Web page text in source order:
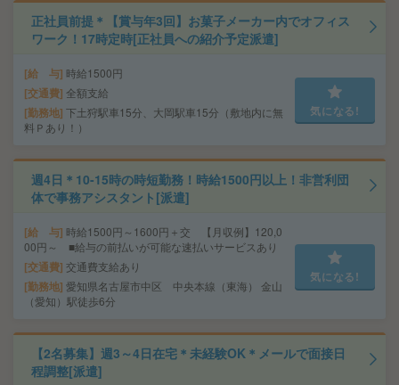
正社員前提＊【賞与年3回】お菓子メーカー内でオフィス
ワーク！17時定時[正社員への紹介予定派遣]
給 与 時給1500円
交通費 全額支給
勤務地 下土狩駅車15分、大岡駅車15分（敷地内に無
料Ｐあり！）
気になる!
週4日＊10-15時の時短勤務！時給1500円以上！非営利団
体で事務アシスタント[派遣]
給 与 時給1500円～1600円＋交 【月収例】120,0
00円～ ■給与の前払いが可能な速払いサービスあり
交通費 交通費支給あり
勤務地 愛知県名古屋市中区 中央本線（東海） 金山
（愛知）駅徒歩6分
気になる!
【2名募集】週3～4日在宅＊未経験OK＊メールで面接日
程調整[派遣]